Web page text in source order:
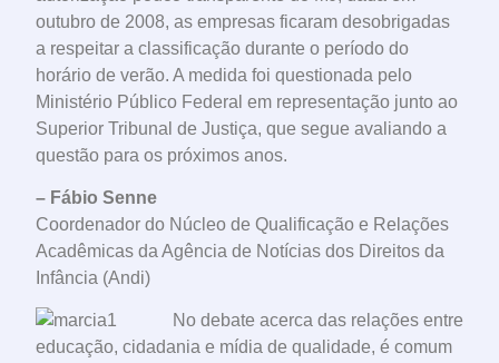
outubro de 2008, as empresas ficaram desobrigadas
a respeitar a classificação durante o período do
horário de verão. A medida foi questionada pelo
Ministério Público Federal em representação junto ao
Superior Tribunal de Justiça, que segue avaliando a
questão para os próximos anos.
– Fábio Senne
Coordenador do Núcleo de Qualificação e Relações
Acadêmicas da Agência de Notícias dos Direitos da
Infância (Andi)
No debate acerca das relações entre
educação, cidadania e mídia de qualidade, é comum